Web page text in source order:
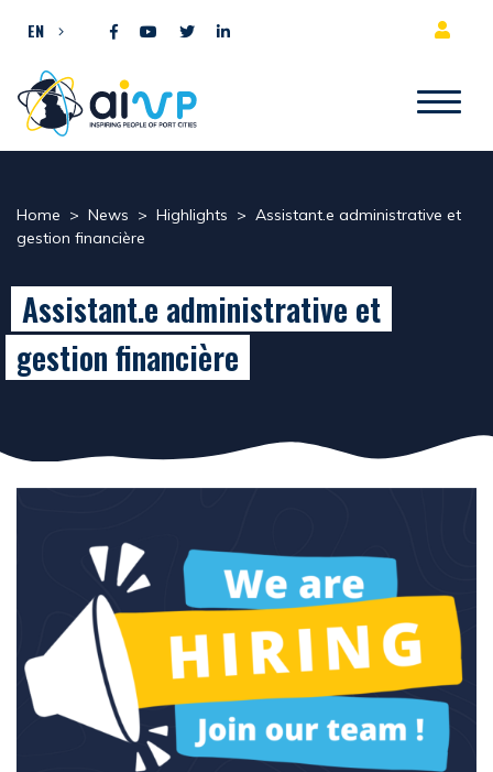
EN
Home > News > Highlights > Assistant.e administrative et
gestion financière
Assistant.e administrative et
gestion financière